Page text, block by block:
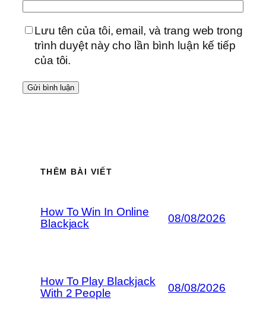
Lưu tên của tôi, email, và trang web trong
trình duyệt này cho lần bình luận kế tiếp
của tôi.
THÊM BÀI VIẾT
How To Win In Online
Blackjack
08/08/2026
How To Play Blackjack
With 2 People
08/08/2026